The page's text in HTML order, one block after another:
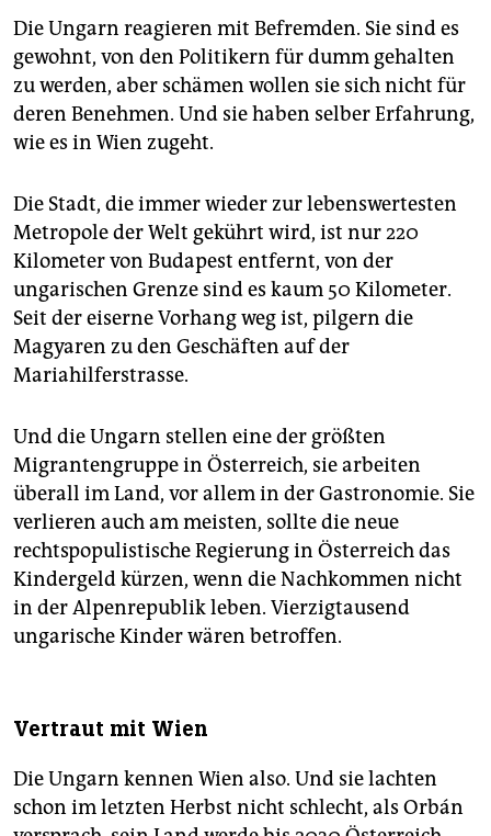
Die Ungarn reagieren mit Befremden. Sie sind es
gewohnt, von den Politikern für dumm gehalten
zu werden, aber schämen wollen sie sich nicht für
deren Benehmen. Und sie haben selber Erfahrung,
wie es in Wien zugeht.
Die Stadt, die immer wieder zur lebenswertesten
Metropole der Welt gekührt wird, ist nur 220
Kilometer von Budapest entfernt, von der
ungarischen Grenze sind es kaum 50 Kilometer.
Seit der eiserne Vorhang weg ist, pilgern die
Magyaren zu den Geschäften auf der
Mariahilferstrasse.
Und die Ungarn stellen eine der größten
Migrantengruppe in Österreich, sie arbeiten
überall im Land, vor allem in der Gastronomie. Sie
verlieren auch am meisten, sollte die neue
rechtspopulistische Regierung in Österreich das
Kindergeld kürzen, wenn die Nachkommen nicht
in der Alpenrepublik leben. Vierzigtausend
ungarische Kinder wären betroffen.
Vertraut mit Wien
Die Ungarn kennen Wien also. Und sie lachten
schon im letzten Herbst nicht schlecht, als Orbán